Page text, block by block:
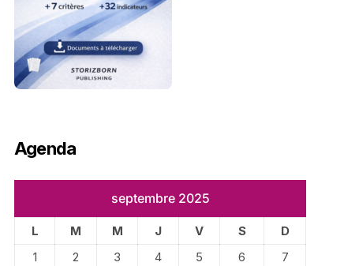
Agenda
septembre 2025
L M M J V S
D
1
2 3 4 5 6
7